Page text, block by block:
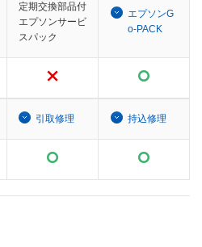
定期交換部品付
エプソンサービ
スパック
エプソンG
o-PACK
引取修理 持込修理